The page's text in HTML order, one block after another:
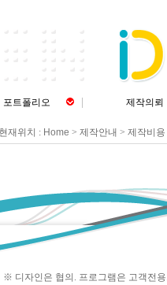
포트폴리오 제작의뢰
현재위치 : Home > 제작안내 > 제작비용
※ 디자인은 협의. 프로그램은 고객전